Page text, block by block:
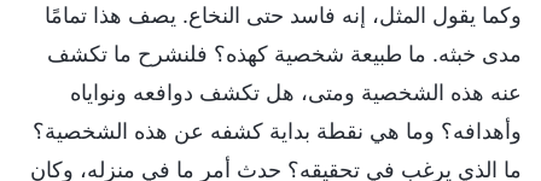
وكما يقول المثل، إنه فاسد حتى النخاع. يصف هذا تمامًا
مدى خبثه. ما طبيعة شخصية كهذه؟ فلنشرح ما تكشف
عنه هذه الشخصية ومتى، هل تكشف دوافعه ونواياه
وأهدافه؟ وما هي نقطة بداية كشفه عن هذه الشخصية؟
ما الذي يرغب في تحقيقه؟ حدث أمر ما في منزله، وكان